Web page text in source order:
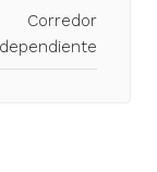
Corredor